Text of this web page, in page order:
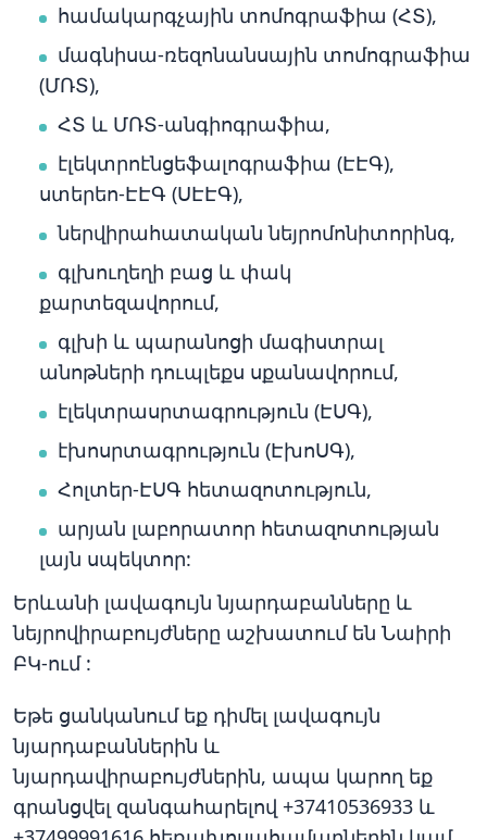
համակարգչային տոմոգրաֆիա (ՀՏ),
մագնիսա-ռեզոնանսային տոմոգրաֆիա
(ՄՌՏ),
ՀՏ և ՄՌՏ-անգիոգրաֆիա,
էլեկտրոէնցեֆալոգրաֆիա (ԷԷԳ),
ստերեո-ԷԷԳ (ՍԷԷԳ),
ներվիրահատական նեյրոմոնիտորինգ,
գլխուղեղի բաց և փակ
քարտեզավորում,
գլխի և պարանոցի մագիստրալ
անոթների դուպլեքս սքանավորում,
էլեկտրասրտագրություն (ԷՍԳ),
էխոսրտագրություն (ԷխոՍԳ),
Հոլտեր-ԷՍԳ հետազոտություն,
արյան լաբորատոր հետազոտության
լայն սպեկտոր:
Երևանի լավագույն նյարդաբանները և
նեյրովիրաբույժները աշխատում են Նաիրի
ԲԿ-ում :
Եթե ցանկանում եք դիմել լավագույն
նյարդաբաններին և
նյարդավիրաբույժներին, ապա կարող եք
գրանցվել զանգահարելով +37410536933 և